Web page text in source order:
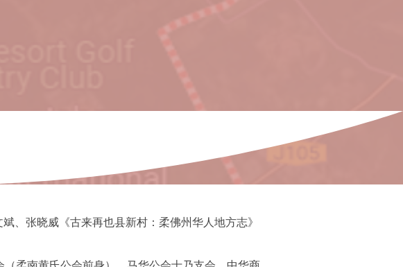
、张晓威《古来再也县新村：柔佛州华人地方志》